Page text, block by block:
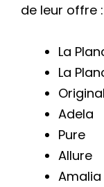
de leur offre :
La
La
Original
Adela
Pure
Allure
Amalia